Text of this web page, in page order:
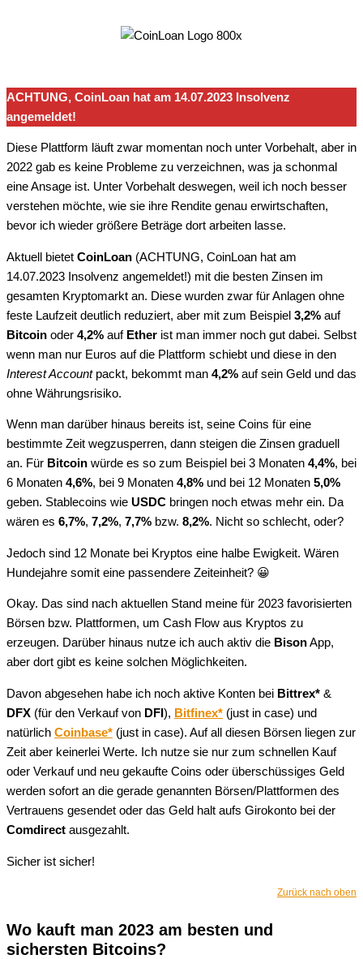
ACHTUNG, CoinLoan hat am 14.07.2023 Insolvenz
angemeldet!
Diese Plattform läuft zwar momentan noch unter Vorbehalt, aber in
2022 gab es keine Probleme zu verzeichnen, was ja schonmal
eine Ansage ist. Unter Vorbehalt deswegen, weil ich noch besser
verstehen möchte, wie sie ihre Rendite genau erwirtschaften,
bevor ich wieder größere Beträge dort arbeiten lasse.
Aktuell bietet CoinLoan (ACHTUNG, CoinLoan hat am
14.07.2023 Insolvenz angemeldet!) mit die besten Zinsen im
gesamten Kryptomarkt an. Diese wurden zwar für Anlagen ohne
feste Laufzeit deutlich reduziert, aber mit zum Beispiel 3,2% auf
Bitcoin oder 4,2% auf Ether ist man immer noch gut dabei. Selbst
wenn man nur Euros auf die Plattform schiebt und diese in den
Interest Accountpackt, bekommt man 4,2% auf sein Geld und das
ohne Währungsrisiko.
Wenn man darüber hinaus bereits ist, seine Coins für eine
bestimmte Zeit wegzusperren, dann steigen die Zinsen graduell
an. Für Bitcoin würde es so zum Beispiel bei 3 Monaten 4,4%, bei
6 Monaten 4,6%, bei 9 Monaten 4,8% und bei 12 Monaten 5,0%
geben. Stablecoins wie USDC bringen noch etwas mehr ein. Da
wären es 6,7%, 7,2%, 7,7% bzw. 8,2%. Nicht so schlecht, oder?
Jedoch sind 12 Monate bei Kryptos eine halbe Ewigkeit. Wären
Hundejahre somit eine passendere Zeiteinheit? 😀
Okay. Das sind nach aktuellen Stand meine für 2023 favorisierten
Börsen bzw. Plattformen, um Cash Flow aus Kryptos zu
erzeugen. Darüber hinaus nutze ich auch aktiv die BisonApp,
aber dort gibt es keine solchen Möglichkeiten.
Davon abgesehen habe ich noch aktive Konten bei Bittrex* &
DFX (für den Verkauf von DFI ), Bitfinex* (just in case) und
natürlich Coinbase* (just in case). Auf all diesen Börsen liegen zur
Zeit aber keinerlei Werte. Ich nutze sie nur zum schnellen Kauf
oder Verkauf und neu gekaufte Coins oder überschüssiges Geld
werden sofort an die gerade genannten Börsen/Plattformen des
Vertrauens gesendet oder das Geld halt aufs Girokonto bei der
Comdirect ausgezahlt.
Sicher ist sicher!
Zurück nach oben
Wo kauft man 2023 am besten und
sichersten Bitcoins?